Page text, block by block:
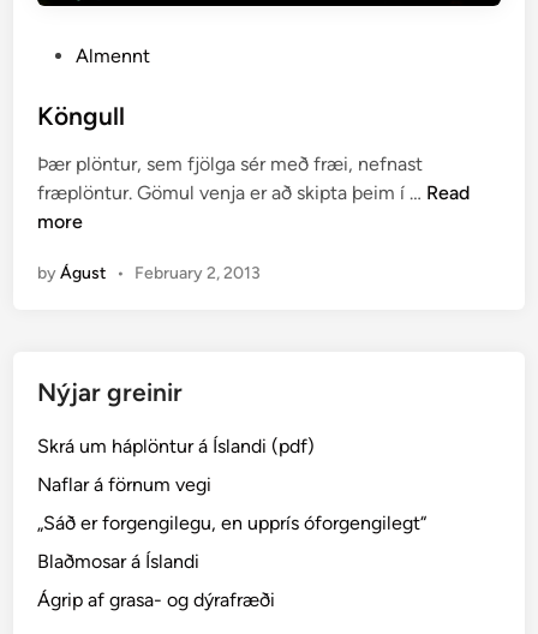
s
e
d
i
Almennt
Köngull
Þær plöntur, sem fjölga sér með fræi, nefnast
fræplöntur. Gömul venja er að skipta þeim í … K
Read
more
byÁgust • February 2, 2013
Nýjar greinir
Skrá um háplöntur á Íslandi (pdf)
Naflar á förnum vegi
„Sáð er forgengilegu, en upprís óforgengilegt“
Blaðmosar á Íslandi
Ágrip af grasa- og dýrafræði